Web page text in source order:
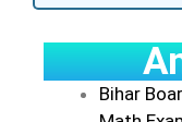
Bihar